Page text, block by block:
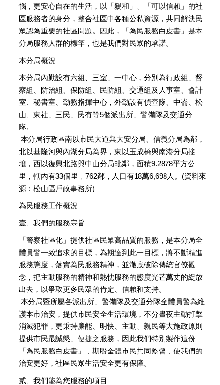
惱，更安心自在的生活，以「親和」、「可以信賴」的社
區服務者的身分，整合社區中各種公私資源，共同解決民
眾認為重要的社區問題。因此，「為民服務白皮書」是本
分局服務人群的標竿，也是我們對民眾的承諾。
本分局概況
本分局內勤設有六組、三室、一中心，分別為行政組、督
察組、防治組、保防組、民防組、交通組及人事室、會計
室、秘書室、勤務指揮中心，外勤設有偵查隊、中崙、松
山、東社、三民、民有等5個派出所、警備隊及交通分
隊。
本分局行政區南以市民大道與大安分局、信義分局為鄰，
北以基隆河與內湖分局為界，東以玉成橋與南港分局接
壤，西以復興北路與中山分局毗鄰，面積9.2878平方公
里，轄內有33個里，762鄰，人口有18萬6,698人。(資料來
源：松山區戶政事務所)
為民服務工作概況
壹、我們的服務宗旨
「警察社區化」提供社區民眾高品質的服務，是本分局全
體員警一致追求的目標，為期達到此一目標，將不斷精進
服務態度，落實為民服務精神，並澈底破除傳統官僚觀
念，把主動服務的精神和熱忱服務的態度光芒萬丈的綻放
出去，以爭取更多民眾的肯定、信賴和支持。
本分局暨所屬各派出所、警備隊及交通分隊全體員警為維
護本市治安，提供市民安全生活環境，不分晝夜主動打擊
消滅犯罪，更秉持廉能、明快、主動、親民等大施政原則
提供市民最誠懇、便捷之服務，因此我們特別製作這份
「為民服務白皮書」，期盼全體市民共同監督，使我們的
治安更好，社區民眾生活安全更有保障。
貳、我們能為您服務的項目